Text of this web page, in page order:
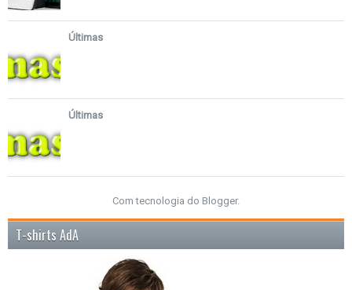
Últimas
Últimas
Com tecnologia do Blogger.
T-shirts AdA